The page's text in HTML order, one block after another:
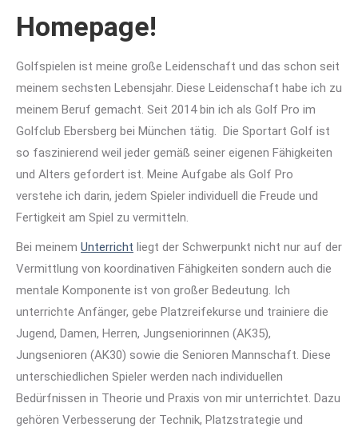
Homepage!
Golfspielen ist meine große Leidenschaft und das schon seit
meinem sechsten Lebensjahr. Diese Leidenschaft habe ich zu
meinem Beruf gemacht. Seit 2014 bin ich als Golf Pro im
Golfclub Ebersberg bei München tätig. Die Sportart Golf ist
so faszinierend weil jeder gemäß seiner eigenen Fähigkeiten
und Alters gefordert ist. Meine Aufgabe als Golf Pro
verstehe ich darin, jedem Spieler individuell die Freude und
Fertigkeit am Spiel zu vermitteln.
Bei meinem Unterricht liegt der Schwerpunkt nicht nur auf der
Vermittlung von koordinativen Fähigkeiten sondern auch die
mentale Komponente ist von großer Bedeutung. Ich
unterrichte Anfänger, gebe Platzreifekurse und trainiere die
Jugend, Damen, Herren, Jungseniorinnen (AK35),
Jungsenioren (AK30) sowie die Senioren Mannschaft. Diese
unterschiedlichen Spieler werden nach individuellen
Bedürfnissen in Theorie und Praxis von mir unterrichtet. Dazu
gehören Verbesserung der Technik, Platzstrategie und